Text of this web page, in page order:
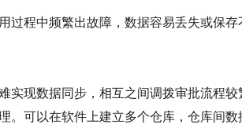
程中频繁出故障，数据容易丢失或保
实现数据同步，相互之间调拨审批流程
。可以在软件上建立多个仓库，仓库间